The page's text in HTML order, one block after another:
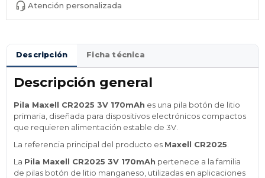
Atención personalizada
Descripción Ficha técnica
Descripción general
Pila Maxell CR2025 3V 170mAh es una pila botón de litio
primaria, diseñada para dispositivos electrónicos compactos
que requieren alimentación estable de 3V.
La referencia principal del producto es Maxell CR2025
La Pila Maxell CR2025 3V 170mAh pertenece a la familia
de pilas botón de litio manganeso, utilizadas en aplicaciones